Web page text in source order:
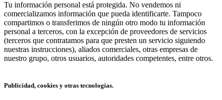
Tu información personal está protegida. No vendemos ni
comercializamos información que pueda identificarte. Tampoco
compartimos o transferimos de ningún otro modo tu información
personal a terceros, con la excepción de proveedores de servicios
(terceros que contratamos para que presten un servicio siguiendo
nuestras instrucciones), aliados comerciales, otras empresas de
nuestro grupo, otros usuarios, autoridades competentes, entre otros.
Publicidad, cookies y otras tecnologías.